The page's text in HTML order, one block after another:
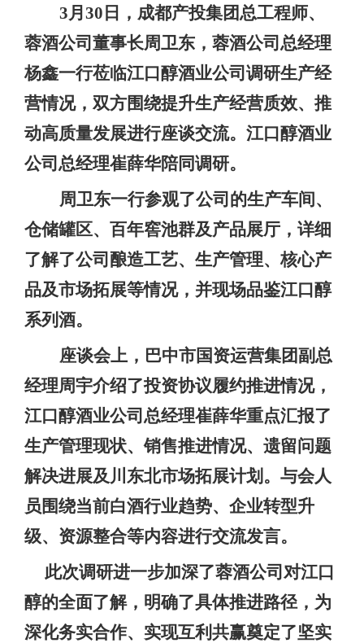
3月30 日， 成都产投集团总工程师、
蓉酒公司董事长周卫东 ，蓉酒公司总经理
杨鑫一行莅临江口醇酒业公司调研生产经
营情况，双方围绕提升生产经营质效、推
动高质量发展进行座谈交流。江口醇酒业
公司总经理崔薛华陪同调研。
周卫东一行参观了公司的生产车间、
仓储罐区、百年窖池群及产品展厅，详细
了解了公司酿造工艺、生产管理、核心产
品及市场拓展等情况，并现场品鉴江口醇
系列酒。
座谈会上，巴中市国资运营集团副总
经理周宇介绍了投资协议履约推进情况，
江口醇酒业公司总经理崔薛华重点汇报了
生产管理现状、销售推进情况、遗留问题
解决进展及川东北市场拓展计划。与会人
员围绕当前白酒行业趋势、企业转型升
级、资源整合等内容进行交流发言。
此次调研进一步加深了蓉酒公司对江口
醇的全面了解，明确了具体推进路径，为
深化务实合作、实现互利共赢奠定了坚实